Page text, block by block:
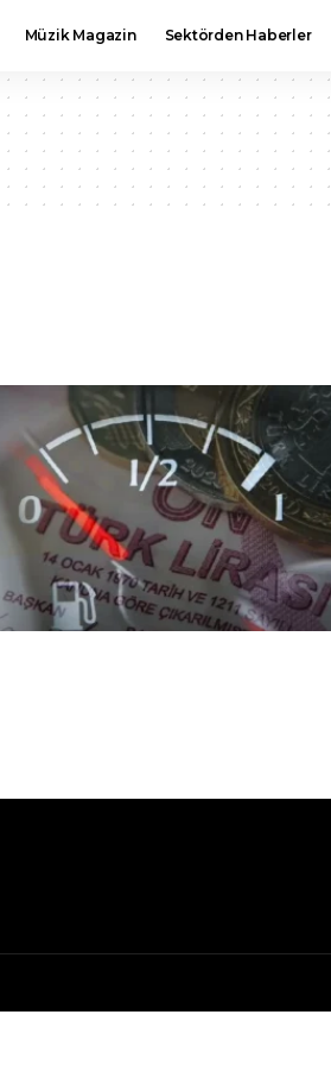
Müzik Magazin Sektörden Haberler